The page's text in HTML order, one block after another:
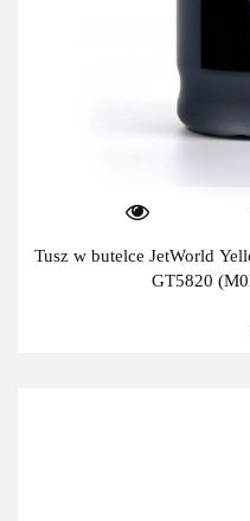
Tusz w butelce JetWorld
GT5820